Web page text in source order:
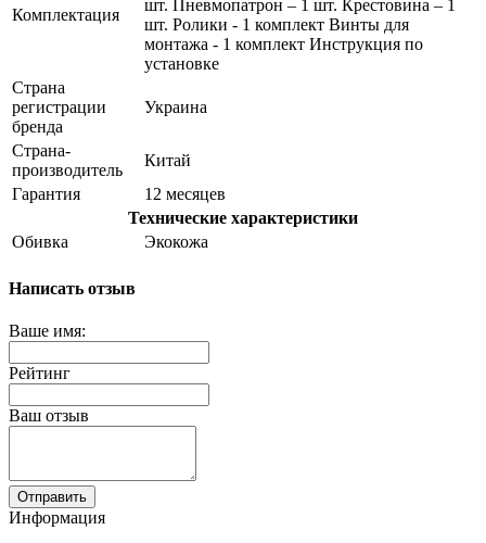
Комплектация
шт. Пневмопатрон – 1 шт. Крестовина – 1
шт. Ролики - 1 комплект Винты для
монтажа - 1 комплект Инструкция по
установке
Страна
регистрации
бренда
Украина
Страна-
производитель
Китай
Гарантия
12 месяцев
Технические характеристики
Обивка
Экокожа
Написать отзыв
Ваше имя:
Рейтинг
Ваш отзыв
Отправить
Информация